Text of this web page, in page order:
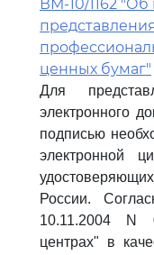
ВМ-10/1162
ценных бумаг"
Для
электронного
подписью
электронной
России.
10.11.2004 N
центрах" в